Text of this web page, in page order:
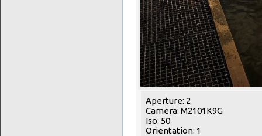
Aperture: 2
Camera: M2101K9G
Iso: 50
Orientation: 1